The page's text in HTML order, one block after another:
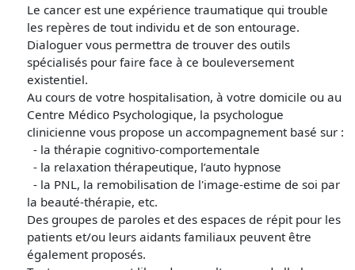
Le cancer est une expérience traumatique qui trouble
les repères de tout individu et de son entourage.
Dialoguer vous permettra de trouver des outils
spécialisés pour faire face à ce bouleversement
existentiel.
Au cours de votre hospitalisation, à votre domicile ou au
Centre Médico Psychologique, la psychologue
clinicienne vous propose un accompagnement basé sur :
- la thérapie cognitivo-comportementale
- la relaxation thérapeutique, l’auto hypnose
- la PNL, la remobilisation de l'image-estime de soi par
la beauté-thérapie, etc.
Des groupes de paroles et des espaces de répit pour les
patients et/ou leurs aidants familiaux peuvent être
également proposés.